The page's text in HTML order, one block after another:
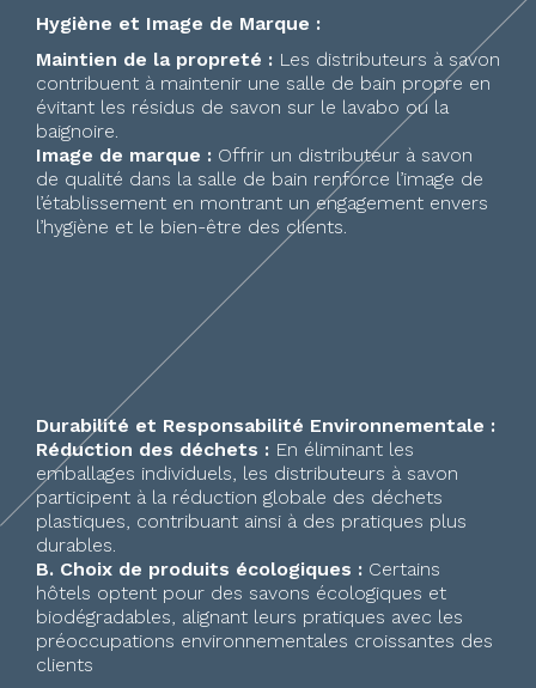
Hygiène et Image de Marque :
Maintien de la propreté : Les distributeurs à savon
contribuent à maintenir une salle de bain propre en
évitant les résidus de savon sur le lavabo ou la
baignoire.
Image de marque : Offrir un distributeur à savon
de qualité dans la salle de bain renforce l’image de
l’établissement en montrant un engagement envers
l’hygiène et le bien-être des clients.
Durabilité et Responsabilité Environnementale :
Réduction des déchets : En éliminant les
emballages individuels, les distributeurs à savon
participent à la réduction globale des déchets
plastiques, contribuant ainsi à des pratiques plus
durables.
B. Choix de produits écologiques : Certains
hôtels optent pour des savons écologiques et
biodégradables, alignant leurs pratiques avec les
préoccupations environnementales croissantes des
clients